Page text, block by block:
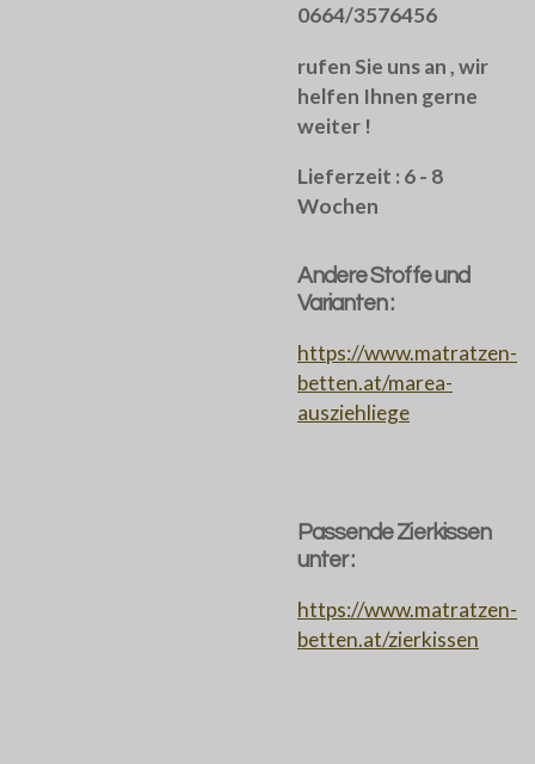
0664/3576456
rufen Sie uns an , wir
helfen Ihnen gerne
weiter !
Lieferzeit : 6 - 8
Wochen
Andere Stoffe und
Varianten :
https://www.matratzen-
betten.at/marea-
ausziehliege
Passende Zierkissen
unter :
https://www.matratzen-
betten.at/zierkissen